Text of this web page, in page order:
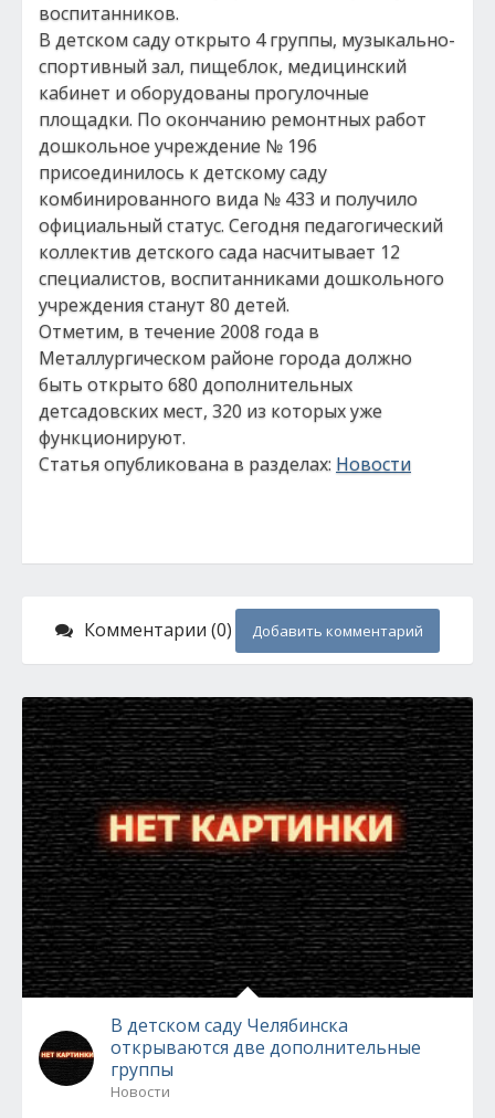
воспитанников.
В детском саду открыто 4 группы, музыкально-
спортивный зал, пищеблок, медицинский
кабинет и оборудованы прогулочные
площадки. По окончанию ремонтных работ
дошкольное учреждение № 196
присоединилось к детскому саду
комбинированного вида № 433 и получило
официальный статус. Сегодня педагогический
коллектив детского сада насчитывает 12
специалистов, воспитанниками дошкольного
учреждения станут 80 детей.
Отметим, в течение 2008 года в
Металлургическом районе города должно
быть открыто 680 дополнительных
детсадовских мест, 320 из которых уже
функционируют.
Статья опубликована в разделах: Новости
Комментарии (0) Добавить комментарий
В детском саду Челябинска
открываются две дополнительные
группы
Новости